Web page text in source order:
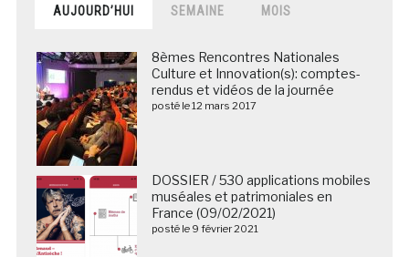
AUJOURD’HUI SEMAINE MOIS
8èmes Rencontres Nationales
Culture et Innovation(s): comptes-
rendus et vidéos de la journée
posté le 12 mars 2017
DOSSIER / 530 applications mobiles
muséales et patrimoniales en
France (09/02/2021)
posté le 9 février 2021